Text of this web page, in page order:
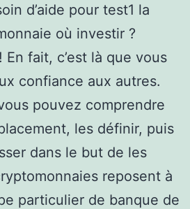
d’aide pour test1 la
où investir ?
fait, c’est là que vous
confiance aux autres.
pouvez comprendre
les définir, puis
dans le but de les
reposent à
particulier de banque de